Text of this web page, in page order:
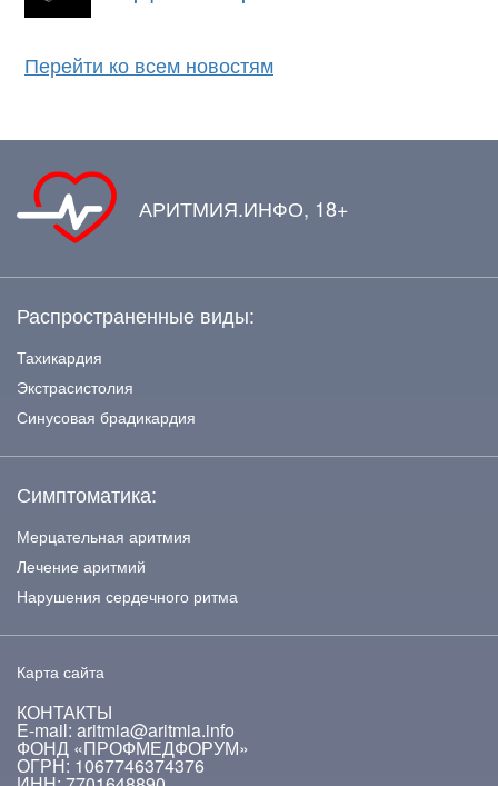
Перейти ко всем новостям
АРИТМИЯ.ИНФО, 18+
Распространенные виды:
Тахикардия
Экстрасистолия
Синусовая брадикардия
Симптоматика:
Мерцательная аритмия
Лечение аритмий
Нарушения сердечного ритма
Карта сайта
КОНТАКТЫ
E-mail: aritmia@aritmia.info
ФОНД «ПРОФМЕДФОРУМ»
ОГРН: 1067746374376